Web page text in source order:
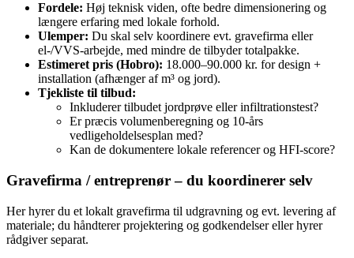
Fordele: Høj teknisk viden, ofte bedre dimensionering og
længere erfaring med lokale forhold.
Ulemper: Du skal selv koordinere evt. gravefirma eller
el‑/VVS‑arbejde, med mindre de tilbyder totalpakke.
Estimeret pris (Hobro): 18.000–90.000 kr. for design +
installation (afhænger af m³ og jord).
Tjekliste til tilbud:
Inkluderer tilbudet jordprøve eller infiltrationstest?
Er præcis volumenberegning og 10‑års
vedligeholdelsesplan med?
Kan de dokumentere lokale referencer og HFI‑score?
Gravefirma / entreprenør – du koordinerer selv
Her hyrer du et lokalt gravefirma til udgravning og evt. levering af
materiale; du håndterer projektering og godkendelser eller hyrer
rådgiver separat.